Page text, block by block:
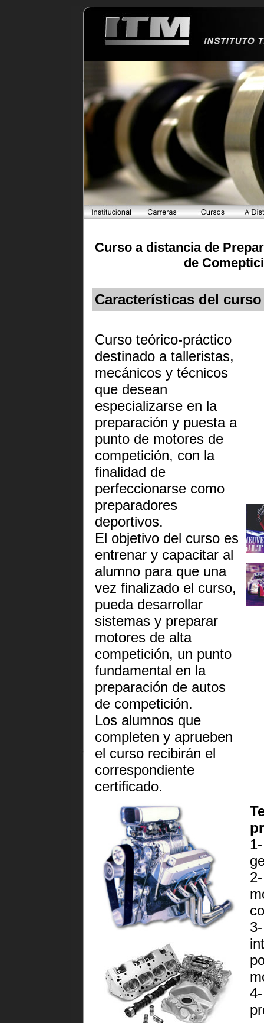
Curso a distancia de
de
Características del curso
Curso teórico-práctico
destinado a talleristas,
mecánicos y técnicos
que desean
especializarse en la
preparación y puesta a
punto de motores de
competición, con la
finalidad de
perfeccionarse como
preparadores
deportivos.
El objetivo del curso es
entrenar y capacitar al
alumno para que una
vez finalizado el curso,
pueda desarrollar
sistemas y preparar
motores de alta
competición, un punto
fundamental en la
preparación de autos
de competición.
Los alumnos que
completen y aprueben
el curso recibirán el
correspondiente
certificado.